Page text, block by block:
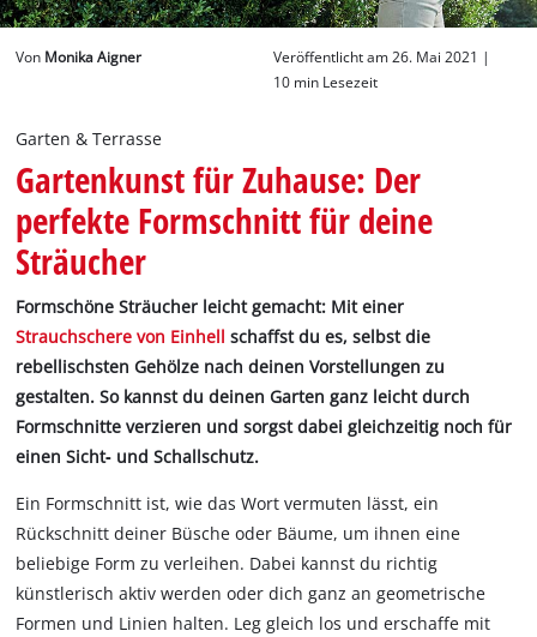
Deutsch
DEDeutsch
Von Monika Aigner
Veröffentlicht am 26. Mai 2021 |
10 min Lesezeit
Garten & Terrasse
Gartenkunst für Zuhause: Der
perfekte Formschnitt für deine
Sträucher
Formschöne Sträucher leicht gemacht: Mit einer
Strauchschere von Einhellschaffst du es, selbst die
rebellischsten Gehölze nach deinen Vorstellungen zu
gestalten. So kannst du deinen Garten ganz leicht durch
Formschnitte verzieren und sorgst dabei gleichzeitig noch für
einen Sicht‐ und Schallschutz.
Ein Formschnitt ist, wie das Wort vermuten lässt, ein
Rückschnitt deiner Büsche oder Bäume, um ihnen eine
beliebige Form zu verleihen. Dabei kannst du richtig
künstlerisch aktiv werden oder dich ganz an geometrische
Formen und Linien halten. Leg gleich los und erschaffe mit